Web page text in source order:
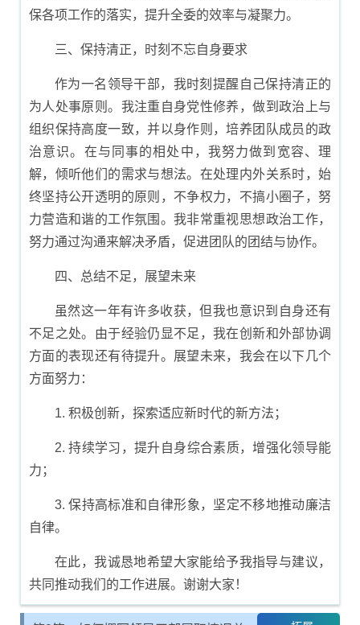
保各项工作的落实，提升全委的效率与凝聚力。
三、保持清正，时刻不忘自身要求
作为一名领导干部，我时刻提醒自己保持清正的
为人处事原则。我注重自身党性修养，做到政治上与
组织保持高度一致，并以身作则，培养团队成员的政
治意识。在与同事的相处中，我努力做到宽容、理
解，倾听他们的需求与想法。在处理内外关系时，始
终坚持公开透明的原则，不争权力，不搞小圈子，努
力营造和谐的工作氛围。我非常重视思想政治工作，
努力通过沟通来解决矛盾，促进团队的团结与协作。
四、总结不足，展望未来
虽然这一年有许多收获，但我也意识到自身还有
不足之处。由于经验仍显不足，我在创新和外部协调
方面的表现还有待提升。展望未来，我会在以下几个
方面努力：
1. 积极创新，探索适应新时代的新方法；
2. 持续学习，提升自身综合素质，增强化领导能
力；
3. 保持高标准和自律形象，坚定不移地推动廉洁
自律。
在此，我诚恳地希望大家能给予我指导与建议，
共同推动我们的工作进展。谢谢大家！